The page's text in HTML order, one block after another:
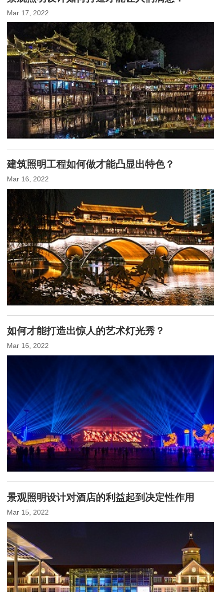
Mar 17, 2022
建筑照明工程如何做才能凸显出特色？
Mar 16, 2022
如何才能打造出惊人的艺术灯光秀？
Mar 16, 2022
景观照明设计对酒店的利益起到决定性作用
Mar 15, 2022